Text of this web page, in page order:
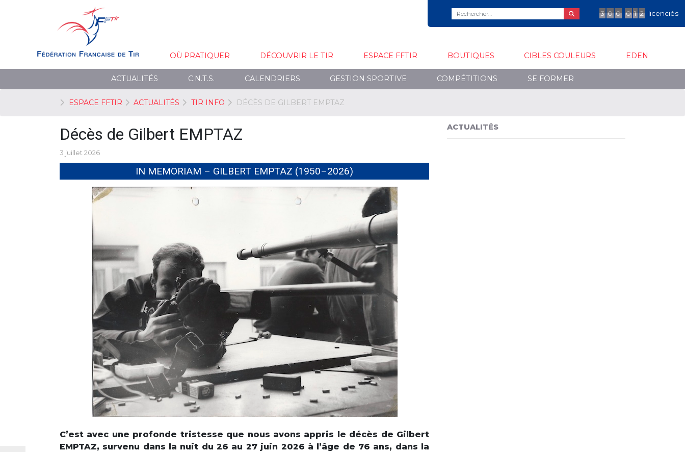
3 0 0 0 1 2 licenciés
OÙ PRATIQUER DÉCOUVRIR LE TIR ESPACE FFTIR BOUTIQUES CIBLES COULEURS EDEN
ACTUALITÉS C.N.T.S. CALENDRIERS GESTION SPORTIVE COMPÉTITIONS SE FORMER
ESPACE FFTIR ACTUALITÉS TIR INFO DÉCÈS DE GILBERT EMPTAZ
Décès de Gilbert EMPTAZ
3 juillet 2026
IN MEMORIAM – GILBERT EMPTAZ (1950–2026)
C’est avec une profonde tristesse que nous avons appris le décès de Gilbert
EMPTAZ, survenu dans la nuit du 26 au 27 juin 2026 à l’âge de 76 ans, dans la
ACTUALITÉS